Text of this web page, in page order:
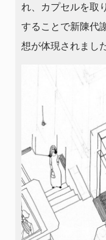
れ、カプセルを取
することで新陳代
想が体現されました